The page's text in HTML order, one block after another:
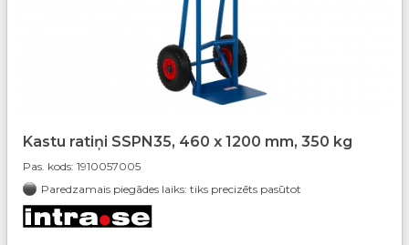
Kastu ratiņi SSPN35, 460 x 1200 mm, 350 kg
Pas. kods: 1910057005
Paredzamais piegādes laiks: tiks precizēts pasūtot